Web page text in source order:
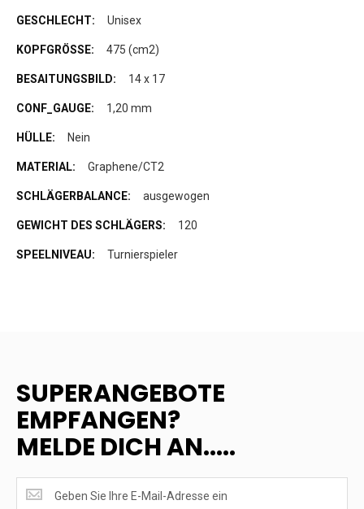
Unisex
475 (cm2)
14 x 17
1,20 mm
Nein
Graphene/CT2
ausgewogen
120
Turnierspieler
SUPERANGEBOTE
EMPFANGEN?
MELDE DICH AN.....
EMPFANGEN?